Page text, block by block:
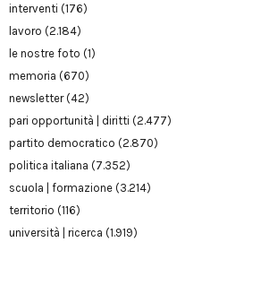
interventi (176)
lavoro (2.184)
le nostre foto (1)
memoria (670)
newsletter(42)
pari opportunità | diritti (2.477)
partito democratico (2.870)
politica italiana (7.352)
scuola | formazione (3.214)
territorio (116)
università | ricerca (1.919)